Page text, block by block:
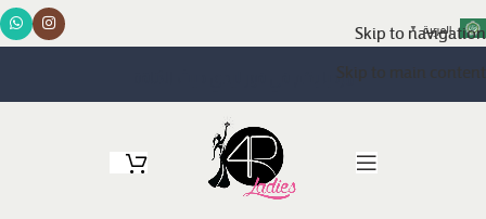
Skip to navigation
Skip to main content
العربية ▼
مرحبا بكم في فور ليدي حيث الأناقة